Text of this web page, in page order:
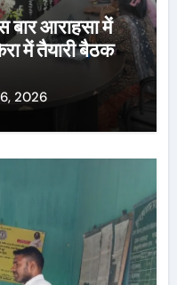
बार आराहसा में
में तैयारी बैठक
2026